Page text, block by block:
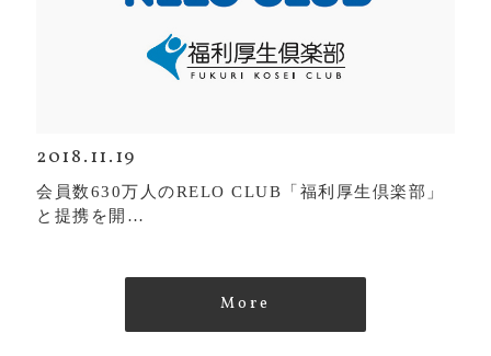
2018.11.19
会員数630万人のRELO CLUB「福利厚生倶楽部」
と提携を開…
More